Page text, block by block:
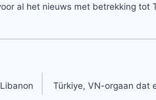
al het nieuws met betrekking tot
Türkiye, VN-orgaan dat